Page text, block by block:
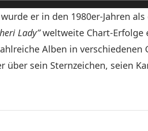
er in den 1980er-Jahren
Lady”weltweite Chart-Erfolge
Alben in
sein Sternzeichen, seien